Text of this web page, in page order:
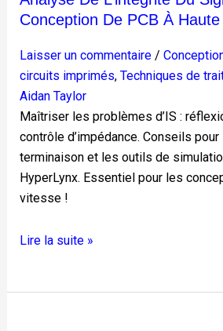
Conception De PCB À
Laisser un commentaire /
circuits imprimés, Techniques de
Aidan Taylor
Maîtriser les problèmes d’IS :
contrôle d’impédance. Conseils pour
terminaison et les outils de
HyperLynx. Essentiel pour les
vitesse !
Lire la suite »